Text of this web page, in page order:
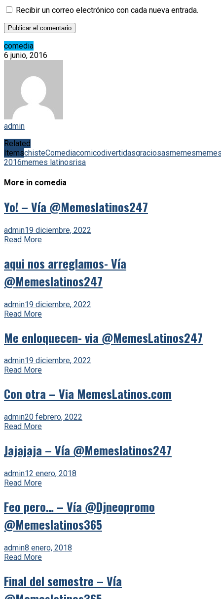
Recibir un correo electrónico con cada nueva entrada.
comedia
6 junio, 2016
admin
Related
ItemschisteComediacomicodivertidasgraciosasmemes
2016memes latinosrisa
More in comedia
Yo! – Vía @Memeslatinos247
admin19 diciembre, 2022
Read More
aqui nos arreglamos- Vía
@Memeslatinos247
admin19 diciembre, 2022
Read More
Me enloquecen- via @MemesLatinos247
admin19 diciembre, 2022
Read More
Con otra – Via MemesLatinos.com
admin20 febrero, 2022
Read More
Jajajaja – Vía @Memeslatinos247
admin12 enero, 2018
Read More
Feo pero… – Vía @Djneopromo
@Memeslatinos365
admin8 enero, 2018
Read More
Final del semestre – Vía